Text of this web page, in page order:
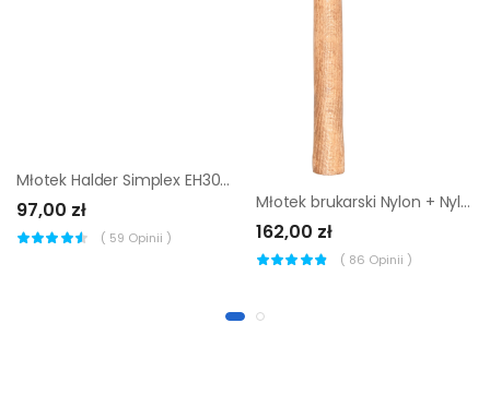
Młotek Halder Simplex EH3001 40 mm (miękki elastomer)
97,00 zł
( 59 Opinii )
Młotek brukarski Nylon + Nylon Mimal MBM10
162,00 zł
( 86 Opinii )